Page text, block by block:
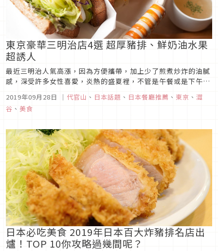
東京豪華三明治店4選 超厚豬排、鮮奶油水果
超誘人
最近三明治人氣高漲，因為方便攜帶，加上少了煎煮炒炸的油膩
感，深受許多女性喜愛，炎熱的盛夏裡，不管是午餐或是下午
常見的炸豬排，甚至連鮮奶油跟當季水果都可以變成三明治的配
料，光看到就讓人受不了，拍照打卡更是超級吸讚機！這次就不
2019年09月28日 ｜ 代官山 、 日本話題 、 日本餐廳推薦 、 東京 、 澀
谷 、 美食
日本必吃美食 2019年日本百大炸豬排名店出
爐！TOP 10你攻略過幾間呢？